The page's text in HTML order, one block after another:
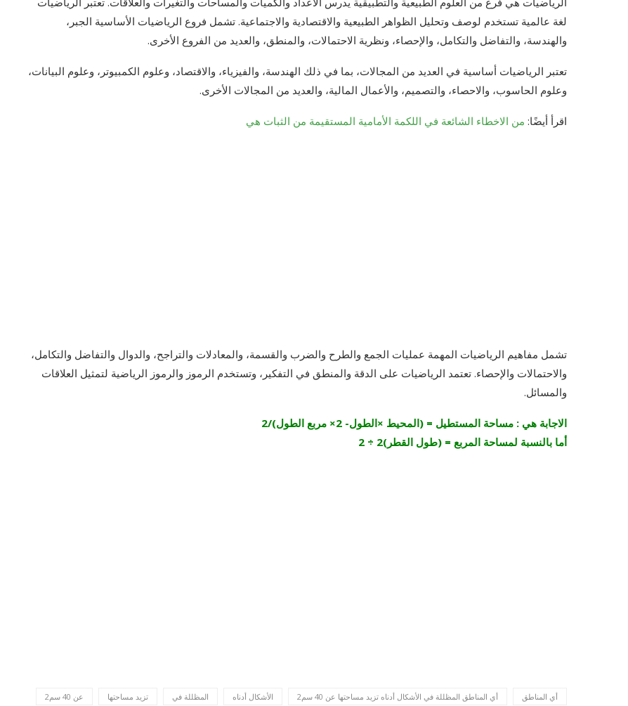
لغة عالمية تستخدم لوصف وتحليل الظواهر الطبيعية والاقتصادية والاجتماعية. تشمل فروع الرياضيات الأساسية الجبر،
والهندسة، والتفاضل والتكامل، والإحصاء، ونظرية الاحتمالات، والمنطق، والعديد من الفروع الأخرى.
تعتبر الرياضيات أساسية في العديد من المجالات، بما في ذلك الهندسة، والفيزياء، والاقتصاد، وعلوم الكمبيوتر، وعلوم البيانات،
وعلوم الحاسوب، والاحصاء، والتصميم، والأعمال المالية، والعديد من المجالات الأخرى.
اقرأ أيضًا: من الاخطاء الشائعة في اللكمة الأمامية المستقيمة من الثبات هي
تشمل مفاهيم الرياضيات المهمة عمليات الجمع والطرح والضرب والقسمة، والمعادلات والتراجح، والدوال والتفاضل والتكامل،
والاحتمالات والإحصاء. تعتمد الرياضيات على الدقة والمنطق في التفكير، وتستخدم الرموز والرموز الرياضية لتمثيل العلاقات
والمسائل.
الاجابة هي : مساحة المستطيل = (المحيط ×الطول- 2× مربع الطول)/2
أما بالنسبة لمساحة المربع = (طول القطر)2 ÷ 2
أي المناطق أي المناطق المظللة في الأشكال أدناه تزيد مساحتها عن 40 سم2 الأشكال أدناه المظللة في تزيد مساحتها عن 40 سم2